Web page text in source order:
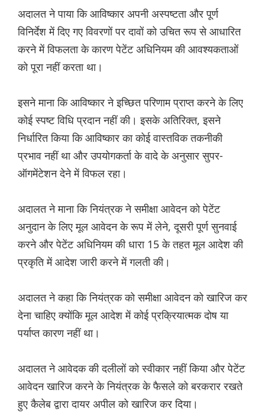
अदालत ने पाया कि आविष्कार अपनी अस्पष्टता और पूर्ण
विनिर्देश में दिए गए विवरणों पर दावों को उचित रूप से आधारित
करने में विफलता के कारण पेटेंट अधिनियम की आवश्यकताओं
को पूरा नहीं करता था।
इसने माना कि आविष्कार ने इच्छित परिणाम प्राप्त करने के लिए
कोई स्पष्ट विधि प्रदान नहीं की। इसके अतिरिक्त, इसने
निर्धारित किया कि आविष्कार का कोई वास्तविक तकनीकी
प्रभाव नहीं था और उपयोगकर्ता के वादे के अनुसार सुपर-
ऑगमेंटेशन देने में विफल रहा।
अदालत ने माना कि नियंत्रक ने समीक्षा आवेदन को पेटेंट
अनुदान के लिए मूल आवेदन के रूप में लेने, दूसरी पूर्ण सुनवाई
करने और पेटेंट अधिनियम की धारा 15 के तहत मूल आदेश की
प्रकृति में आदेश जारी करने में गलती की।
अदालत ने कहा कि नियंत्रक को समीक्षा आवेदन को खारिज कर
देना चाहिए क्योंकि मूल आदेश में कोई प्रक्रियात्मक दोष या
पर्याप्त कारण नहीं था।
अदालत ने आवेदक की दलीलों को स्वीकार नहीं किया और पेटेंट
आवेदन खारिज करने के नियंत्रक के फैसले को बरकरार रखते
हुए कैलेब द्वारा दायर अपील को खारिज कर दिया।